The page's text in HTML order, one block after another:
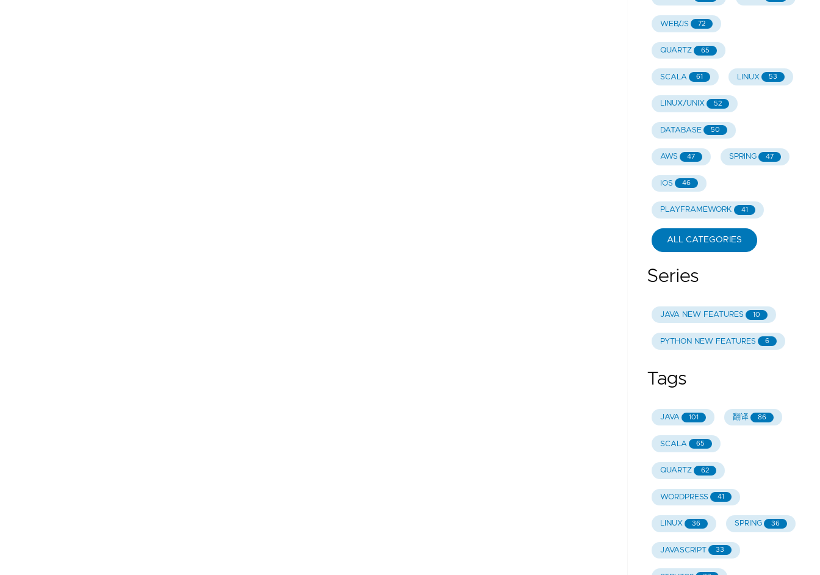
WEB/JS 72
QUARTZ 65
SCALA 61 LINUX 53
LINUX/UNIX 52
DATABASE 50
AWS 47 SPRING 47
IOS 46
PLAYFRAMEWORK 41
ALL CATEGORIES
Series
JAVA NEW FEATURES 10
PYTHON NEW FEATURES 6
Tags
JAVA 101 翻译 86
SCALA 65
QUARTZ 62
WORDPRESS 41
LINUX 36 SPRING 36
JAVASCRIPT 33